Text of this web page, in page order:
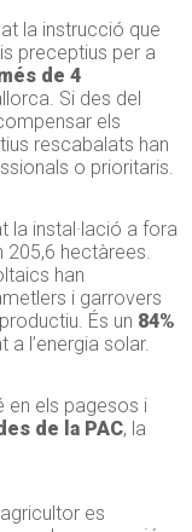
la instrucció que
preceptius per a
de 4
Si des del
els
rescabalats han
o prioritaris.
la instal·lació a fora
hectàrees.
han
i garrovers
És un 84%
a l’energia solar.
en els pagesos i
de la PAC, la
es